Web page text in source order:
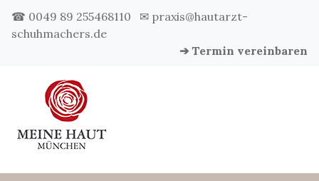
☎ 0049 89 255468110
✉ praxis@hautarzt-
schuhmachers.de
➔ Termin vereinbaren